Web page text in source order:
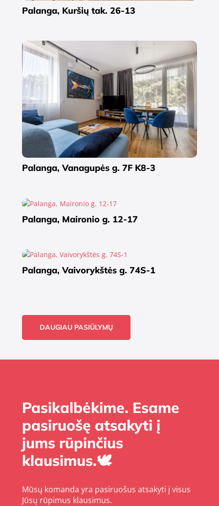
Palanga, Kuršių tak. 26-13
Palanga, Vanagupės g. 7F K8-3
Palanga, Maironio g. 12-17
Palanga, Vaivorykštės g. 74S-1
DAUGIAU PASIŪLYMŲ
Pasikalbėkime. Esame
pasiruošę atsakyti į
jums rūpinčius
klausimus.🕊️
Mūsų komanda yra pasiruošus atsakyti į visus
Jūsų rūpimus klausimus.